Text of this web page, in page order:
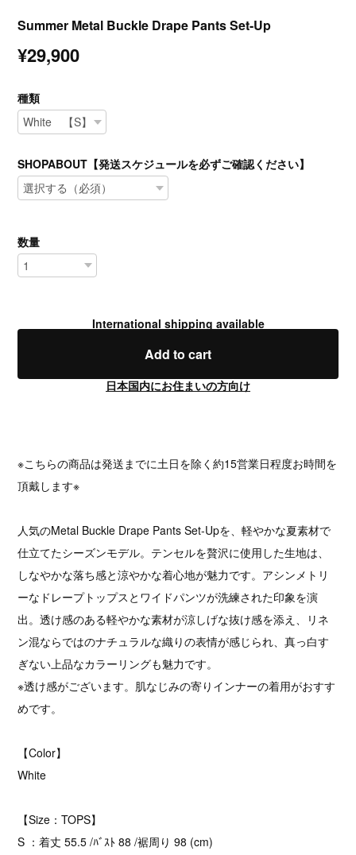
Summer Metal Buckle Drape Pants Set-Up
¥29,900
種類
SHOPABOUT【発送スケジュールを必ずご確認ください】
数量
International shipping available
Add to cart
日本国内にお住まいの方向け
※こちらの商品は発送までに土日を除く約15営業日程度お時間を
頂戴します※
人気のMetal Buckle Drape Pants Set-Upを、軽やかな夏素材で
仕立てたシーズンモデル。テンセルを贅沢に使用した生地は、
しなやかな落ち感と涼やかな着心地が魅力です。アシンメトリ
ーなドレープトップスとワイドパンツが洗練された印象を演
出。透け感のある軽やかな素材が涼しげな抜け感を添え、リネ
ン混ならではのナチュラルな織りの表情が感じられ、真っ白す
ぎない上品なカラーリングも魅力です。
※透け感がございます。肌なじみの寄りインナーの着用がおすす
めです。
【Color】
White
【Size：TOPS】
S ：着丈 55.5 /ﾊﾞｽﾄ 88 /裾周り 98 (cm)